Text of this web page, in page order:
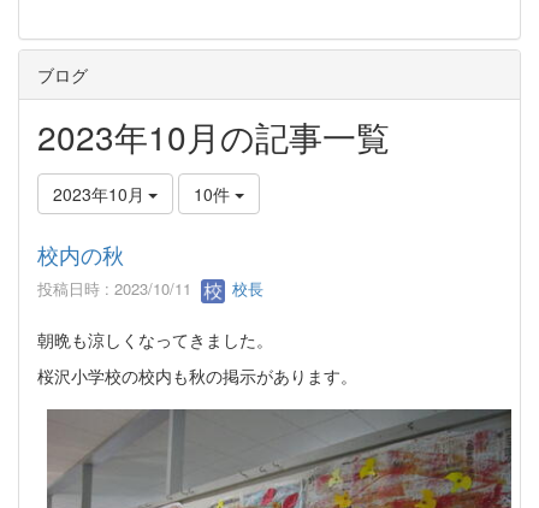
ブログ
2023年10月の記事一覧
2023年10月 10件
校内の秋
投稿日時 : 2023/10/11 校長
朝晩も涼しくなってきました。
桜沢小学校の校内も秋の掲示があります。